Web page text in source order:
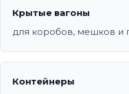
Крытые вагоны
для коробов, мешков и
Контейнеры